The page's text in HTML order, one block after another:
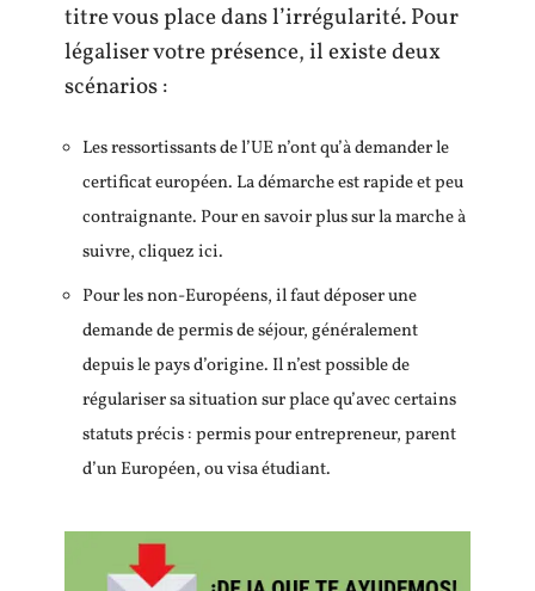
titre vous place dans l’irrégularité. Pour
légaliser votre présence, il existe deux
scénarios :
Les ressortissants de l’UE n’ont qu’à demander le
certificat européen. La démarche est rapide et peu
contraignante. Pour en savoir plus sur la marche à
suivre, cliquez ici.
Pour les non-Européens, il faut déposer une
demande de permis de séjour, généralement
depuis le pays d’origine. Il n’est possible de
régulariser sa situation sur place qu’avec certains
statuts précis : permis pour entrepreneur, parent
d’un Européen, ou visa étudiant.